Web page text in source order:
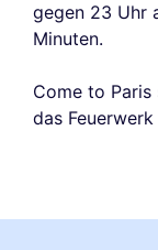
gegen 23 Uhr
Minuten.
Come to
das